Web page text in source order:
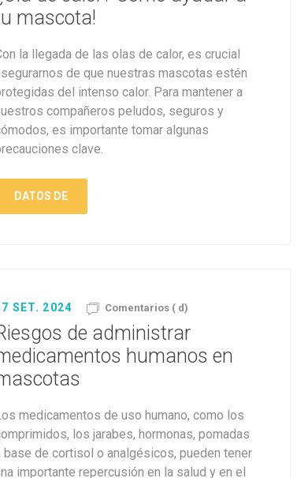
Primocao
Three Dogs &
Three Cats
YowUp!
Cachorreiros
Monello Bites
Juguetes
Chapitas identificatorias
Camas, Cuchas y
Colchonetas
Casillas
y Patés
Transportadoras
Collares y Arneses
Rascadores
Chapitas Identificatorias
Camas y Cuchas
mascota!
la llegada de las olas de calor, es crucial
de que nuestras mascotas estén
del intenso calor. Para mantener a
compañeros peludos, seguros y
es importante tomar algunas
clave.
DATOS DE
SET. 2024 Comentarios ( d)
de administrar
humanos en
medicamentos de uso humano, como los
los jarabes, hormonas, pomadas
base de cortisol o analgésicos, pueden tener
importante repercusión en la salud y en el